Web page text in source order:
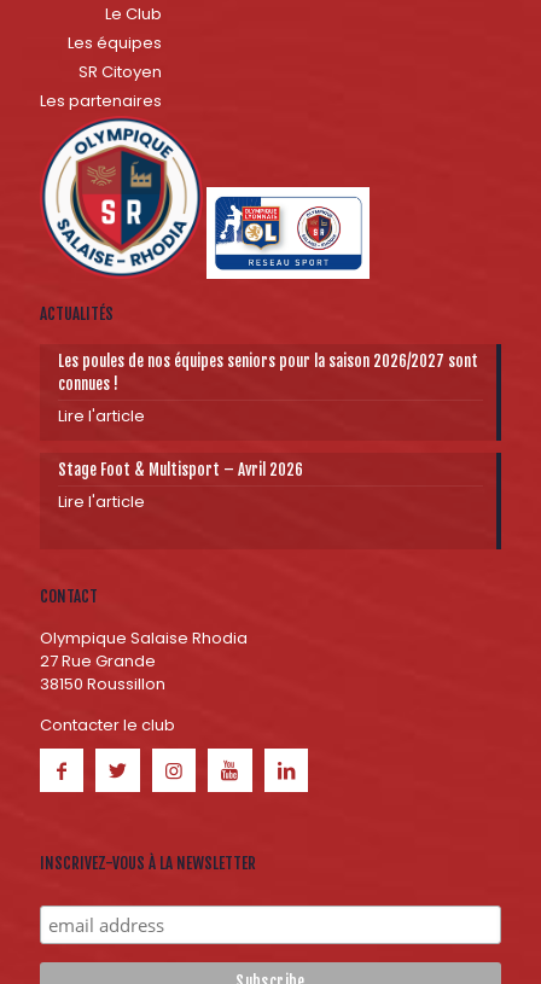
Le Club
Les équipes
SR Citoyen
Les partenaires
ACTUALITÉS
Les poules de nos équipes seniors pour la saison 2026/2027 sont
connues !
Lire l'article
Stage Foot & Multisport – Avril 2026
Lire l'article
CONTACT
Olympique Salaise Rhodia
27 Rue Grande
38150 Roussillon
Contacter le club
INSCRIVEZ-VOUS À LA NEWSLETTER